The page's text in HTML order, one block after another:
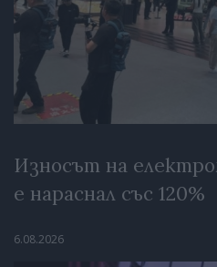
Износът на
е нараснал със 120%
6.08.2026